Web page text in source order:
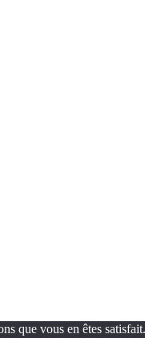
que vous en êtes satisfait.